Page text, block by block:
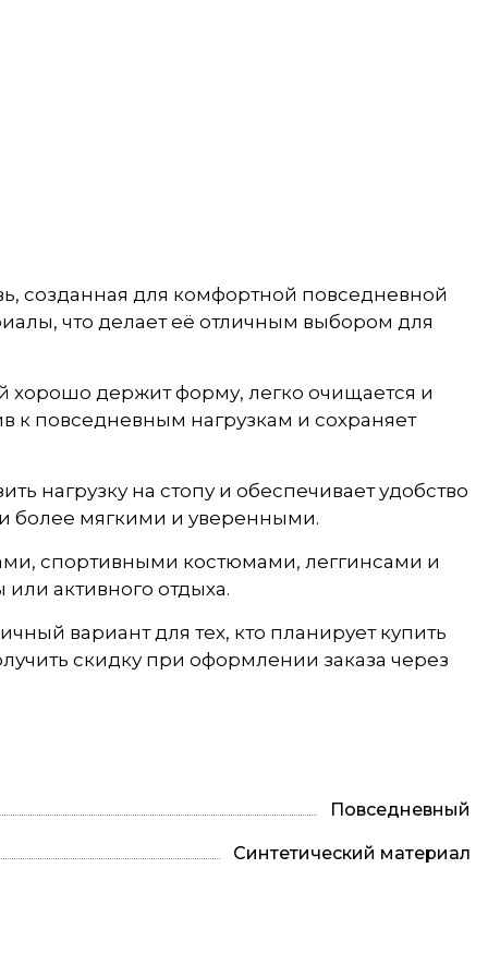
созданная для комфортной повседневной
что делает её отличным выбором для
хорошо держит форму, легко очищается и
к повседневным нагрузкам и сохраняет
нагрузку на стопу и обеспечивает удобство
более мягкими и уверенными.
спортивными костюмами, леггинсами и
активного отдыха.
вариант для тех, кто планирует купить
скидку при оформлении заказа через
Повседневный
Синтетический материал